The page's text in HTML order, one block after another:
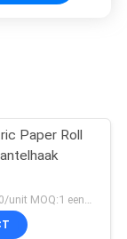
Paper Roll
$7000-$9000/unit MOQ:1 eenheid